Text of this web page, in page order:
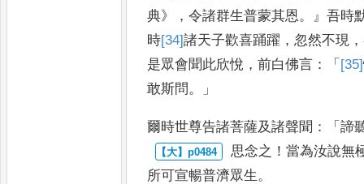
典》，令諸群生普蒙其恩 。』吾時
時[34]諸天子歡喜踊躍 ， 忽然不現 ，
是眾會聞此欣悅 ，前白佛言 ：「 [35]
敢斯問 。」
爾時世尊告諸菩薩及諸聲聞 ：「諦
思念之 ！當為汝說無
所可宣暢普濟眾生 。